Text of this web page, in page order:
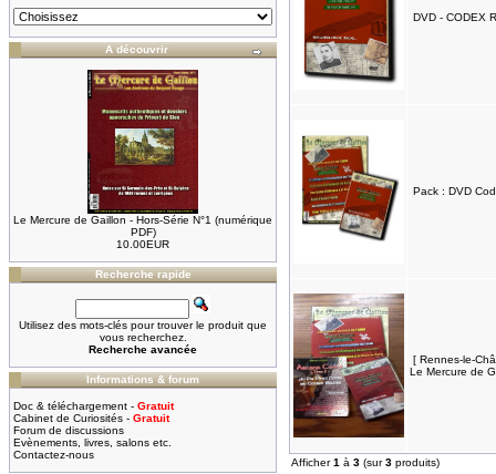
A découvrir
Le Mercure de Gaillon - Hors-Série N°1 (numérique
PDF)
10.00EUR
Recherche rapide
Utilisez des mots-clés pour trouver le produit que
vous recherchez.
Recherche avancée
Informations & forum
Doc & téléchargement - Gratuit
Cabinet de Curiosités - Gratuit
Forum de discussions
Evènements, livres, salons etc.
Contactez-nous
DVD - CODEX
Pack : DVD
[ Rennes-le-
Le Mercure de
Afficher1 à 3 (sur3 produits)